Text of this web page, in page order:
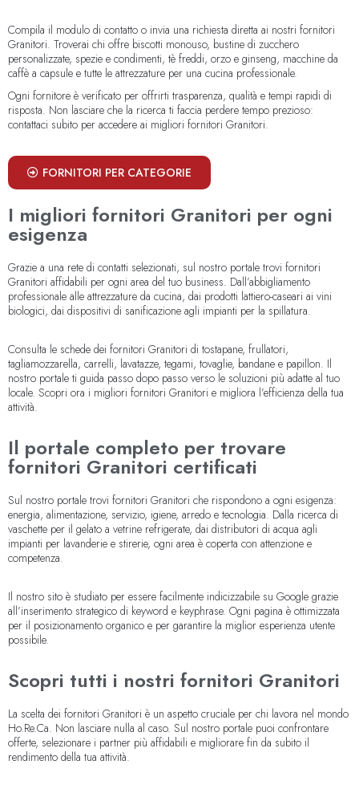
Compila il modulo di contatto o invia una richiesta diretta ai nostri fornitori
Granitori. Troverai chi offre biscotti monouso, bustine di zucchero
personalizzate, spezie e condimenti, tè freddi, orzo e ginseng, macchine da
caffè a capsule e tutte le attrezzature per una cucina professionale.
Ogni fornitore è verificato per offrirti trasparenza, qualità e tempi rapidi di
risposta. Non lasciare che la ricerca ti faccia perdere tempo prezioso:
contattaci subito per accedere ai migliori fornitori Granitori.
FORNITORI PER CATEGORIE
I migliori fornitori Granitori per ogni
esigenza
Grazie a una rete di contatti selezionati, sul nostro portale trovi fornitori
Granitori affidabili per ogni area del tuo business. Dall’abbigliamento
professionale alle attrezzature da cucina, dai prodotti lattiero-caseari ai vini
biologici, dai dispositivi di sanificazione agli impianti per la spillatura.
Consulta le schede dei fornitori Granitori di tostapane, frullatori,
tagliamozzarella, carrelli, lavatazze, tegami, tovaglie, bandane e papillon. Il
nostro portale ti guida passo dopo passo verso le soluzioni più adatte al tuo
locale. Scopri ora i migliori fornitori Granitori e migliora l’efficienza della tua
attività.
Il portale completo per trovare
fornitori Granitori certificati
Sul nostro portale trovi fornitori Granitori che rispondono a ogni esigenza:
energia, alimentazione, servizio, igiene, arredo e tecnologia. Dalla ricerca di
vaschette per il gelato a vetrine refrigerate, dai distributori di acqua agli
impianti per lavanderie e stirerie, ogni area è coperta con attenzione e
competenza.
Il nostro sito è studiato per essere facilmente indicizzabile su Google grazie
all’inserimento strategico di keyword e keyphrase. Ogni pagina è ottimizzata
per il posizionamento organico e per garantire la miglior esperienza utente
possibile.
Scopri tutti i nostri fornitori Granitori
La scelta dei fornitori Granitori è un aspetto cruciale per chi lavora nel mondo
Ho.Re.Ca. Non lasciare nulla al caso. Sul nostro portale puoi confrontare
offerte, selezionare i partner più affidabili e migliorare fin da subito il
rendimento della tua attività.